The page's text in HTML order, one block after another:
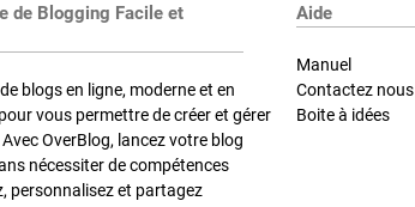
de Blogging Facile et
blogs en ligne, moderne et en
vous permettre de créer et gérer
OverBlog, lancez votre blog
nécessiter de compétences
personnalisez et partagez
Aide
Manuel
Contactez nous
Boite à idées